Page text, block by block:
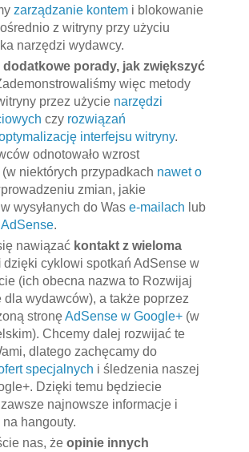
zarządzanie kontemi blokowanie
z witryny przy użyciu
narzędzi wydawcy.
dodatkowe porady, jak zwiększyć
więc metody
przez użycie narzędzi
czy rozwiązań
interfejsu witryny.
odnotowało wzrost
niektórych przypadkach nawet o
zmian, jakie
wysyłanych do Was e-mailach lub
.
nawiązać kontakt z wieloma
dzięki cyklowi spotkań AdSense w
(ich obecna nazwa to Rozwijaj
dla wydawców), a także poprzez
stronęAdSense w Google+(w
Chcemy dalej rozwijać te
dlatego zachęcamy do
specjalnych i śledzenia naszej
Dzięki temu będziecie
najnowsze informacje i
hangouty.
nas, że opinie innych